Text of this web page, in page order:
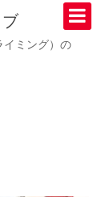
イミング）の